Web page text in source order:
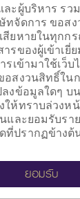
Trend เพื่อการเลี้ยง
ะผู้บริหาร รว
ทจัดการ ขอส
สียหายในทุกก
รของผู้เข้าเ
รเข้ามาใช้เว็บ
สงวนสิทธิ์ใน
งข้อมูลใดๆ บ
ให้ทราบล่วงห
และยอมรับรา
ที่ปรากฏข้างต้
ยอมรับ